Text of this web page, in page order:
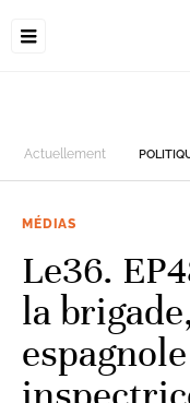
Actuellement
MÉDIAS
Le36.
la